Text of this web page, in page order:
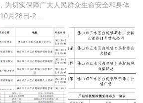
为切实保障广大人民群众生命安全和身体
月28日-2 ...